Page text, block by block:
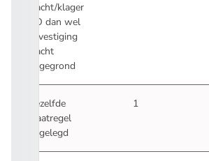
klacht/klager
NO dan wel
bevestiging
klacht
ongegrond
Dezelfde
maatregel
opgelegd
1